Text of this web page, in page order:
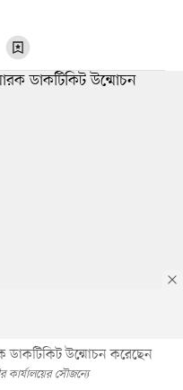
ডাকটিকিট উন্মোচন করেছেন
কার্যালয়ের সৌজন্যে